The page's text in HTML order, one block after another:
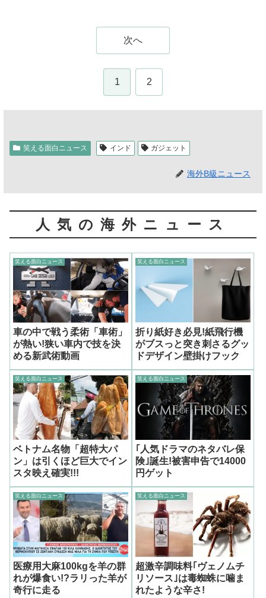
次へ
1 2
笑える面白ニュース インド ガジェット
海外B級ニュース
人気の海外ニュース
笑える面白ニュース
車の中で戦う柔術「車術」
が熱い!狭い車内で技を決
める新武術動画
笑える面白ニュース
折り紙好き必見!紙飛行機
がブスっと突き刺さるグッ
ドデザイン壁掛けフック
笑える面白ニュース
ベトナム名物「超特大パ
ン」は引くほど巨大でイン
スタ映え確実!!!
笑える面白ニュース
｢人気ドラマのネタバレ保
険｣誕生!被害申告で14000
円ゲット
笑える面白ニュース
医療用大麻100kgを羊の群
れが爆食い!?ラリった羊が
奇行に走る
笑える面白ニュース
超激辛調味料｢ヴェノムチ
リソース｣は毒蜘蛛に噛ま
れたような辛さ!